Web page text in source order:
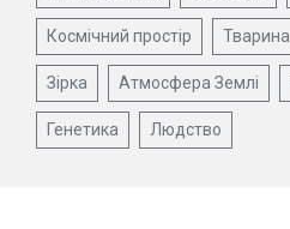
Космічний простір Тварина
Зірка Атмосфера Землі
Генетика Людство